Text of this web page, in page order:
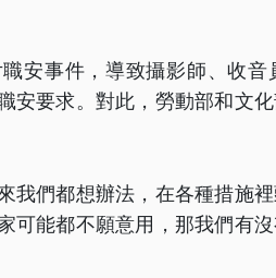
安事件，導致攝影師、收音
安要求。對此，勞動部和文
我們都想辦法，在各種措施
可能都不願意用，那我們有